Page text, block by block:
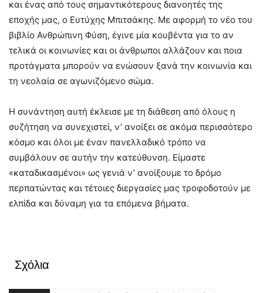
και ένας από τους σημαντικότερους διανοητές της
εποχής μας, ο Ευτύχης Μπιτσάκης. Με αφορμή το νέο του
βιβλίο Ανθρώπινη Φύση, έγινε μία κουβέντα για το αν
τελικά οι κοινωνίες και οι άνθρωποι αλλάζουν και ποια
προτάγματα μπορούν να ενώσουν ξανά την κοινωνία και
τη νεολαία σε αγωνιζόμενο σώμα.
Η συνάντηση αυτή έκλεισε με τη διάθεση από όλους η
συζήτηση να συνεχιστεί, ν’ ανοίξει σε ακόμα περισσότερο
κόσμο και όλοι με έναν πανελλαδικό τρόπο να
συμβάλουν σε αυτήν την κατεύθυνση. Είμαστε
«καταδικασμένοι» ως γενιά ν’ ανοίξουμε το δρόμο
περπατώντας και τέτοιες διεργασίες μας τροφοδοτούν με
ελπίδα και δύναμη για τα επόμενα βήματα.
Σχόλια